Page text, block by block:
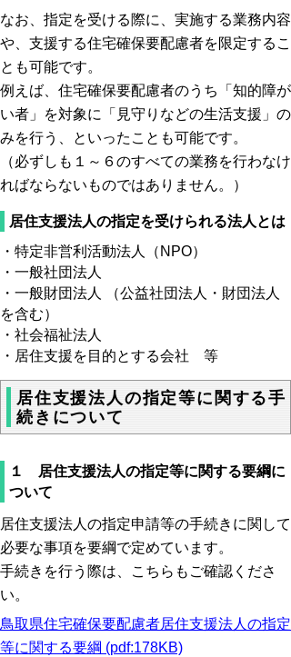
なお、指定を受ける際に、実施する業務内容
や、支援する住宅確保要配慮者を限定するこ
とも可能です。
例えば、住宅確保要配慮者のうち「知的障が
い者」を対象に「見守りなどの生活支援」の
みを行う、といったことも可能です。
（必ずしも１～６のすべての業務を行わなけ
ればならないものではありません。）
居住支援法人の指定を受けられる法人とは
・特定非営利活動法人（NPO）
・一般社団法人
・一般財団法人 （公益社団法人・財団法人
を含む）
・社会福祉法人
・居住支援を目的とする会社 等
居住支援法人の指定等に関する手
続きについて
１ 居住支援法人の指定等に関する要綱に
ついて
居住支援法人の指定申請等の手続きに関して
必要な事項を要綱で定めています。
手続きを行う際は、こちらもご確認くださ
い。
鳥取県住宅確保要配慮者居住支援法人の指定
等に関する要綱 (pdf:178KB)